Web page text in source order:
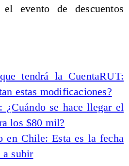
evento de descuentos
tendrá la CuentaRUT:
estas modificaciones?
¿Cuándo se hace llegar el
los $80 mil?
en Chile: Esta es la fecha
a subir